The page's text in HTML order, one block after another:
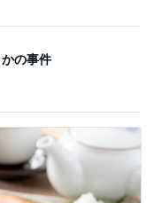
の事件